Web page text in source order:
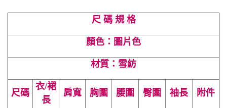
尺 碼 規 格
顏色：圖片色
材質：雪紡
尺碼
衣/裙
長
肩寬 胸圍 腰圍 臀圍 袖長 附件